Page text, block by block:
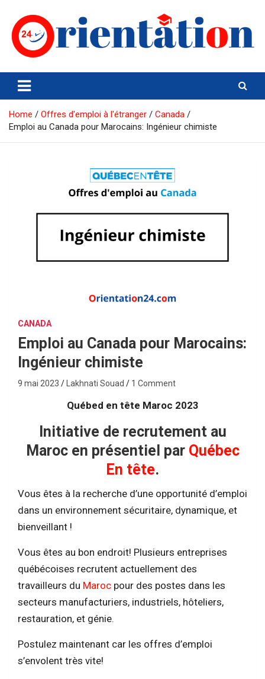
content
Orientation24
Emploi et Orientation au Maroc
Home Offres d'emploi à l'étranger
Canada
Emploi au Canada pour Marocains: Ingénieur chimiste
CANADA
Emploi au Canada pour Marocains:
Ingénieur chimiste
9 mai 2023 Lakhnati Souad 1 Comment
Québed en tête Maroc 2023
Initiative de recrutement au
Maroc en présentiel par Québec
En tête.
Vous êtes à la recherche d’une opportunité d’emploi
dans un environnement sécuritaire, dynamique, et
bienveillant !
Vous êtes au bon endroit! Plusieurs entreprises
québécoises recrutent actuellement des
travailleurs du Maroc pour des postes dans les
secteurs manufacturiers, industriels, hôteliers,
restauration, et génie.
Postulez maintenant car les offres d’emploi
s’envolent très vite!